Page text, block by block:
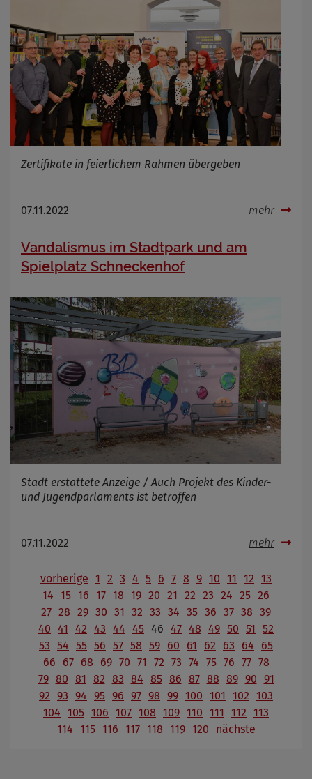
Zertifikate in feierlichem Rahmen übergeben
07.11.2022 mehr
Vandalismus im Stadtpark und am
Spielplatz Schneckenhof
Stadt erstattete Anzeige / Auch Projekt des Kinder-
und Jugendparlaments ist betroffen
07.11.2022 mehr
vorherige 1 2 3 4 5 6 7 8 9 10 11 12 13
14 15 16 17 18 19 20 21 22 23 24 25 26
27 28 29 30 31 32 33 34 35 36 37 38 39
40 41 42 43 44 45 46 47 48 49 50 51
52
53 54 55 56 57 58 59 60 61 62 63 64
65
66
67 68 69 70 71 72 73 74 75 76 77 78
79 80 81 82 83 84 85 86 87 88 89 90 91
92 93 94 95 96 97 98 99 100 101 102 103
104 105 106 107 108 109 110 111 112 113
114 115 116 117 118 119 120 nächste